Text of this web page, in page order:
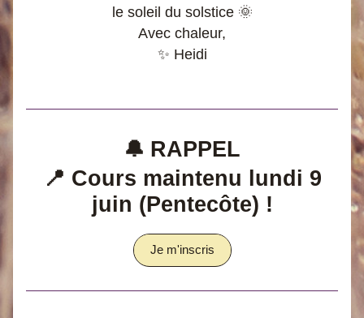
le soleil du solstice 🌞
Avec chaleur,
✨ Heidi
🔔 RAPPEL
juin (Pentecôte) !
Je m'inscris